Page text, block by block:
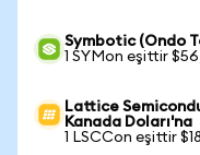
Symbotic (Ondo
1 SYMon eşittir
Lattice
Kanada Doları'na
1 LSCCon eşittir